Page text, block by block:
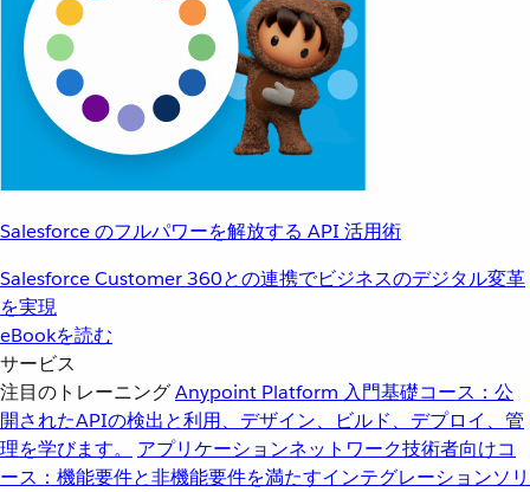
Salesforce のフルパワーを解放する API 活用術
Salesforce Customer 360との連携でビジネスのデジタル変革
を実現
eBookを読む
サービス
注目のトレーニングAnypoint Platform 入門基礎コース：公
開されたAPIの検出と利用、デザイン、ビルド、デプロイ、管
理を学びます。
アプリケーションネットワーク技術者向けコ
ース：機能要件と非機能要件を満たすインテグレーションソリ